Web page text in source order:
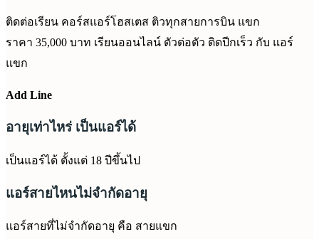
ติดต่อเรียน คอร์สแอร์โฮสเตส ติวทุกสายการบิน แขก
ราคา 35,000 บาท เรียนออนไลน์ ตัวต่อตัว ติดปีกเร็ว กับ แอร์
แขก
Add Line
อายุเท่าไหร่ เป็นแอร์ได้
เป็นแอร์ได้ ตั้งแต่ 18 ปีขึ้นไป
แอร์สายไหนไม่จำกัดอายุ
แอร์สายที่ไม่จำกัดอายุ คือ สายแขก